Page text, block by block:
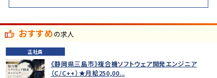
おすすめの求人
正社員
《静岡県三島市》複合機ソフトウェア開発エンジニア
（C/C++）★月給250,00...